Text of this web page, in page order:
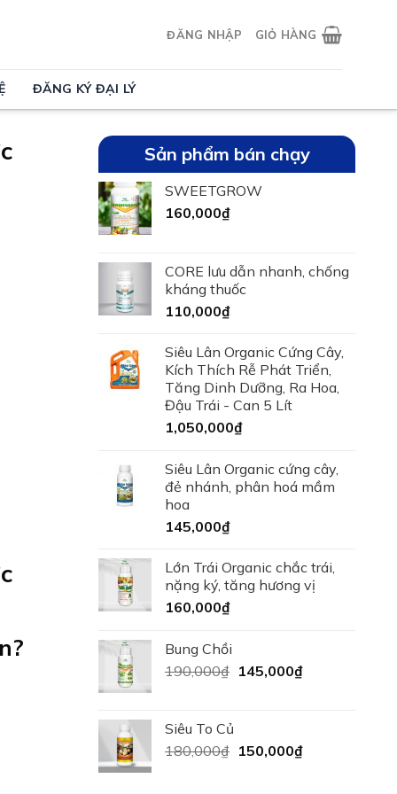
ĐĂNG NHẬP GIỎ HÀNG
ĐĂNG KÝ ĐẠI LÝ
Sản phẩm bán chạy
SWEETGROW
160,000₫
CORE lưu dẫn nhanh, chống
kháng thuốc
110,000₫
Siêu Lân Organic Cứng Cây,
Kích Thích Rễ Phát Triển,
Tăng Dinh Dưỡng, Ra Hoa,
Đậu Trái - Can 5 Lít
1,050,000₫
Siêu Lân Organic cứng cây,
đẻ nhánh, phân hoá mầm
hoa
145,000₫
Lớn Trái Organic chắc trái,
nặng ký, tăng hương vị
160,000₫
Bung Chồi
190,000₫ Giá
145,000₫Giá
145,000₫.
Siêu To Củ
180,000₫ Giá
150,000₫Giá